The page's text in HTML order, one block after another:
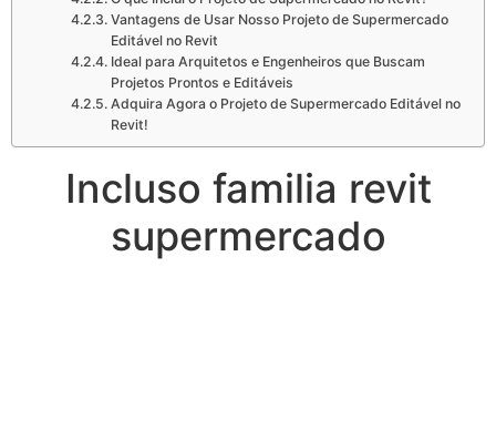
Vantagens de Usar Nosso Projeto de Supermercado
Editável no Revit
Ideal para Arquitetos e Engenheiros que Buscam
Projetos Prontos e Editáveis
Adquira Agora o Projeto de Supermercado Editável no
Revit!
Incluso familia revit
supermercado